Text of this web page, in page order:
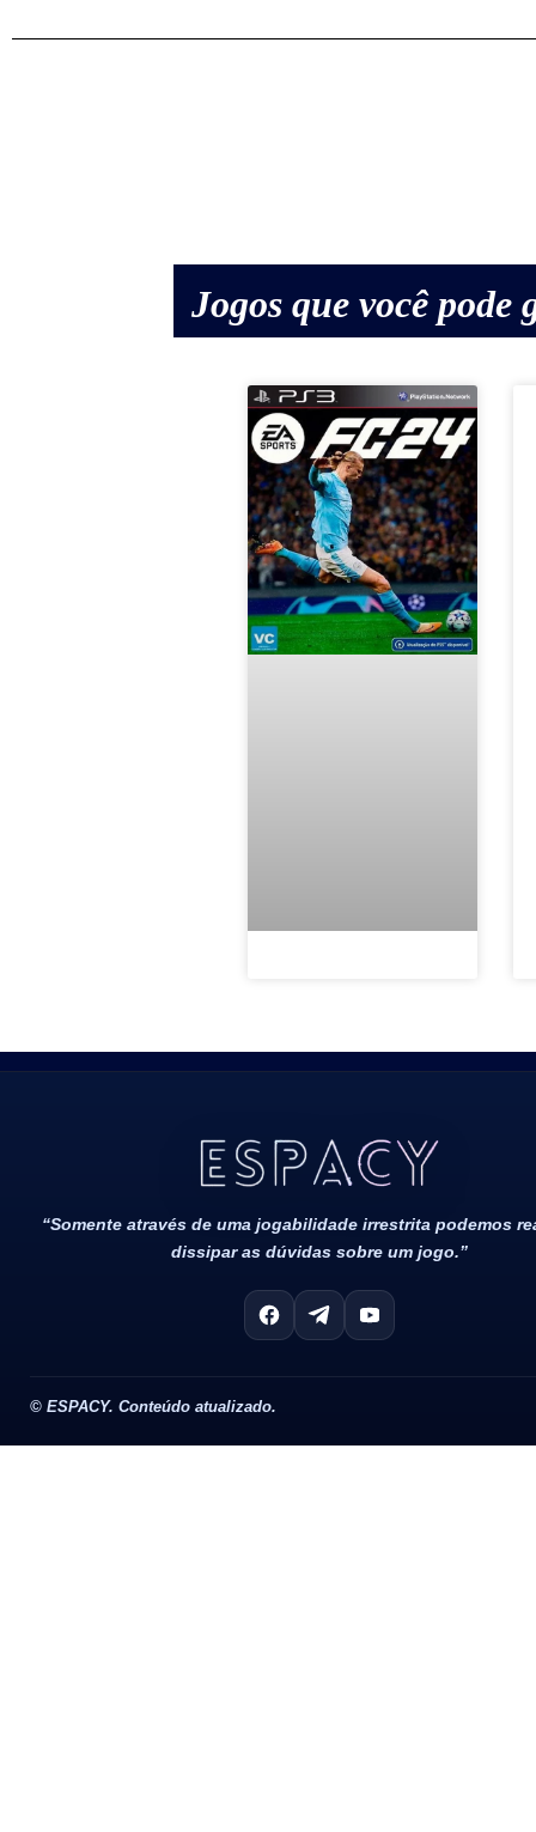
Jogos que você pode
“Somente através de uma jogabilidade irrestrita podemos
dissipar as dúvidas sobre um jogo.”
© ESPACY. Conteúdo atualizado.